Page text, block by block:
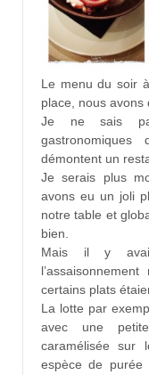
Le menu du soir
place, nous avons
Je ne sais
démontent un
Je serais plus
avons eu un joli
notre table et
bien.
Mais il y avait
certains plats
La lotte par
avec une
caramélisée sur
espèce de purée